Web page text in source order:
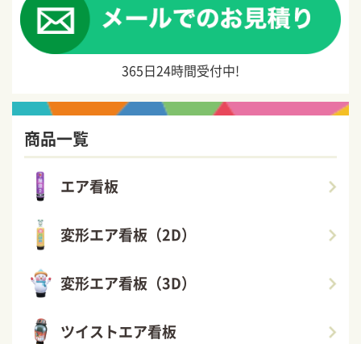
365日24時間受付中!
商品一覧
エア看板
変形エア看板（2D）
変形エア看板（3D）
ツイストエア看板